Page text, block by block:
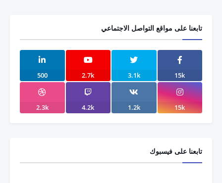
تابعنا على مواقع التواصل الاجتماعي
15k
3.1k
2.7k
500
15k
1.2k
4.2k
2.3k
تابعنا على فيسبوك